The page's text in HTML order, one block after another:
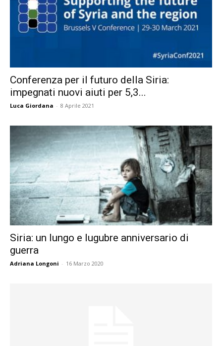
Conferenza per il futuro della Siria:
impegnati nuovi aiuti per 5,3...
Luca Giordana - 8 Aprile 2021
Siria: un lungo e lugubre anniversario di
guerra
Adriana Longoni - 16 Marzo 2020